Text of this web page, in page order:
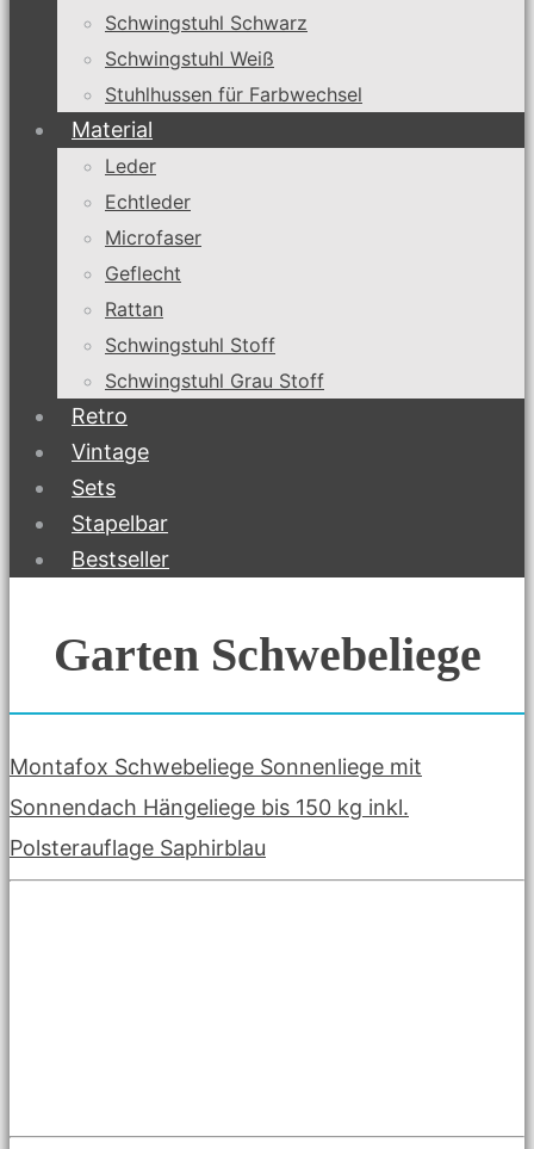
Schwingstuhl Schwarz
Schwingstuhl Weiß
Stuhlhussen für Farbwechsel
Material
Leder
Echtleder
Microfaser
Geflecht
Rattan
Schwingstuhl Stoff
Schwingstuhl Grau Stoff
Retro
Vintage
Sets
Stapelbar
Bestseller
Garten Schwebeliege
Montafox Schwebeliege Sonnenliege mit
Sonnendach Hängeliege bis 150 kg inkl.
Polsterauflage Saphirblau